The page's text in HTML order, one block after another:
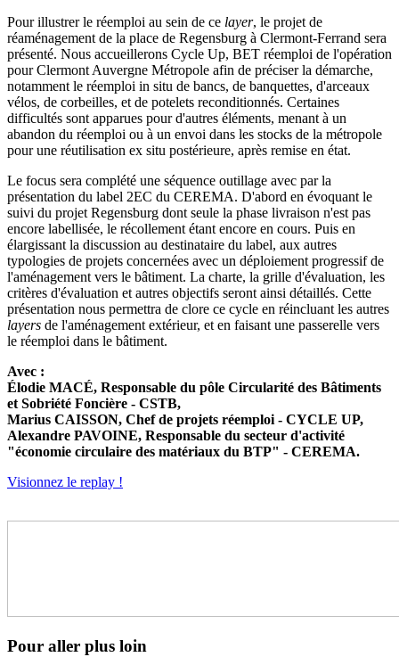
Pour illustrer le réemploi au sein de ce layer, le projet de
réaménagement de la place de Regensburg à Clermont-Ferrand sera
présenté. Nous accueillerons Cycle Up, BET réemploi de l'opération
pour Clermont Auvergne Métropole afin de préciser la démarche,
notamment le réemploi in situ de bancs, de banquettes, d'arceaux
vélos, de corbeilles, et de potelets reconditionnés. Certaines
difficultés sont apparues pour d'autres éléments, menant à un
abandon du réemploi ou à un envoi dans les stocks de la métropole
pour une réutilisation ex situ postérieure, après remise en état.
Le focus sera complété une séquence outillage avec par la
présentation du label 2EC du CEREMA. D'abord en évoquant le
suivi du projet Regensburg dont seule la phase livraison n'est pas
encore labellisée, le récollement étant encore en cours. Puis en
élargissant la discussion au destinataire du label, aux autres
typologies de projets concernées avec un déploiement progressif de
l'aménagement vers le bâtiment. La charte, la grille d'évaluation, les
critères d'évaluation et autres objectifs seront ainsi détaillés. Cette
présentation nous permettra de clore ce cycle en réincluant les autres
layers de l'aménagement extérieur, et en faisant une passerelle vers
le réemploi dans le bâtiment.
Avec :
Élodie MACÉ, Responsable du pôle Circularité des Bâtiments
et Sobriété Foncière - CSTB,
Marius CAISSON, Chef de projets réemploi - CYCLE UP,
Alexandre PAVOINE, Responsable du secteur d'activité
"économie circulaire des matériaux du BTP" - CEREMA.
Visionnez le replay !
Pour aller plus loin